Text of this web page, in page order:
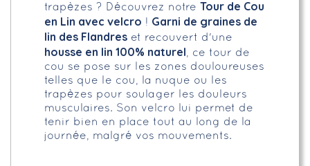
trapèzes ? Découvrez notre Tour de Cou
en Lin avec velcro ! Garni de graines de
lin des Flandres et recouvert d'une
housse en lin 100% naturel , ce tour de
cou se pose sur les zones douloureuses
telles que le cou, la nuque ou les
trapèzes pour soulager les douleurs
musculaires. Son velcro lui permet de
tenir bien en place tout au long de la
journée, malgré vos mouvements.